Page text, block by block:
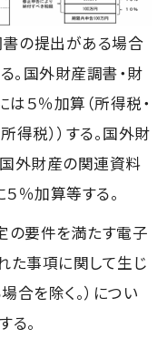
書の提出がある場合
。国外財産調書・財
５％加算（所得税・
税））する。国外財
外財産の関連資料
％加算等する。
の要件を満たす電子
た事項に関して生じ
合を除く。）につい
。